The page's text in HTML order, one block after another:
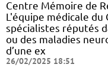
Centre Mémoire de
L'équipe médicale du
spécialistes réputés
ou des maladies
d’une ex
26/02/2025 18:51